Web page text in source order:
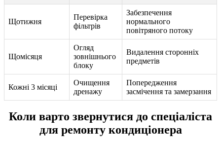
Щотижня
Перевірка
фільтрів
Забезпечення
нормального
повітряного потоку
Щомісяця
Огляд
зовнішнього
блоку
Видалення сторонніх
предметів
Кожні 3 місяці
Очищення
дренажу
Попередження
засмічення та замерзання
Коли варто звернутися до спеціаліста
для ремонту кондиціонера